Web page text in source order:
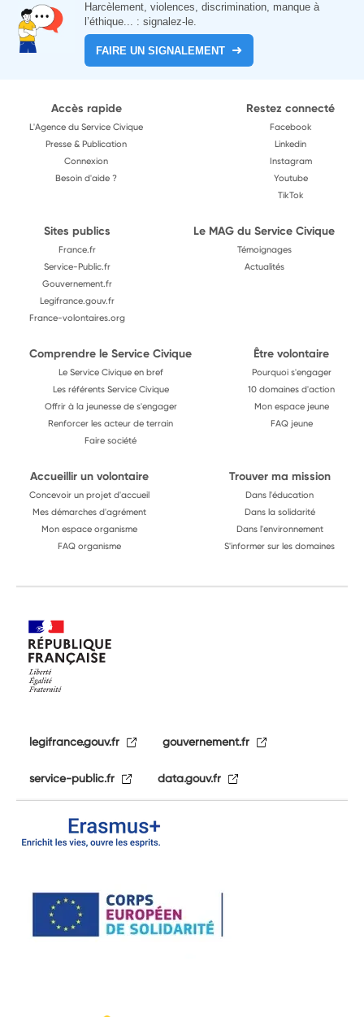
Harcèlement, violences, discrimination, manque à
l’éthique... : signalez-le.
FAIRE UN SIGNALEMENT
Accès rapide
L'Agence du Service Civique
Presse & Publication
Connexion
Besoin d'aide ?
Restez connecté
Facebook
Linkedin
Instagram
Youtube
TikTok
Sites publics
France.fr
Service-Public.fr
Gouvernement.fr
Legifrance.gouv.fr
France-volontaires.org
Le MAG du Service Civique
Témoignages
Actualités
Comprendre le Service Civique
Le Service Civique en bref
Les référents Service Civique
Offrir à la jeunesse de s'engager
Renforcer les acteur de terrain
Faire société
Être volontaire
Pourquoi s'engager
10 domaines d'action
Mon espace jeune
FAQ jeune
Accueillir un volontaire
Concevoir un projet d'accueil
Mes démarches d'agrément
Mon espace organisme
FAQ organisme
Trouver ma mission
Dans l'éducation
Dans la solidarité
Dans l'environnement
S'informer sur les domaines
legifrance.gouv.fr gouvernement.fr
service-public.fr data.gouv.fr